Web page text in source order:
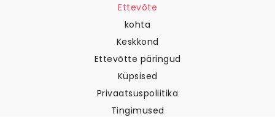
Ettevõte
kohta
Keskkond
Ettevõtte päringud
Küpsised
Privaatsuspoliitika
Tingimused